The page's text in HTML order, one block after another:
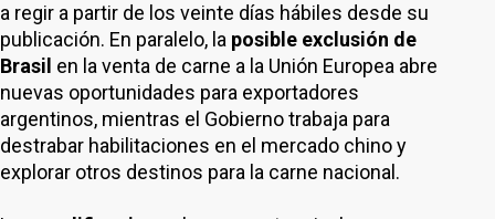
a regir a partir de los veinte días hábiles desde su
publicación. En paralelo, la posible exclusión de
Brasil en la venta de carne a la Unión Europea abre
nuevas oportunidades para exportadores
argentinos, mientras el Gobierno trabaja para
destrabar habilitaciones en el mercado chino y
explorar otros destinos para la carne nacional.